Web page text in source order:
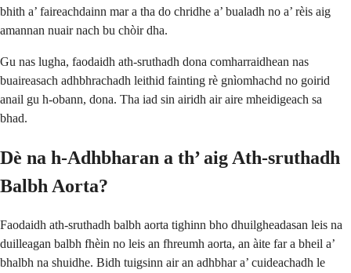
bhith a’ faireachdainn mar a tha do chridhe a’ bualadh no a’ rèis aig
amannan nuair nach bu chòir dha.
Gu nas lugha, faodaidh ath-sruthadh dona comharraidhean nas
buaireasach adhbhrachadh leithid fainting rè gnìomhachd no goirid
anail gu h-obann, dona. Tha iad sin airidh air aire mheidigeach sa
bhad.
Dè na h-Adhbharan a th’ aig Ath-sruthadh
Balbh Aorta?
Faodaidh ath-sruthadh balbh aorta tighinn bho dhuilgheadasan leis na
duilleagan balbh fhèin no leis an fhreumh aorta, an àite far a bheil a’
bhalbh na shuidhe. Bidh tuigsinn air an adhbhar a’ cuideachadh le